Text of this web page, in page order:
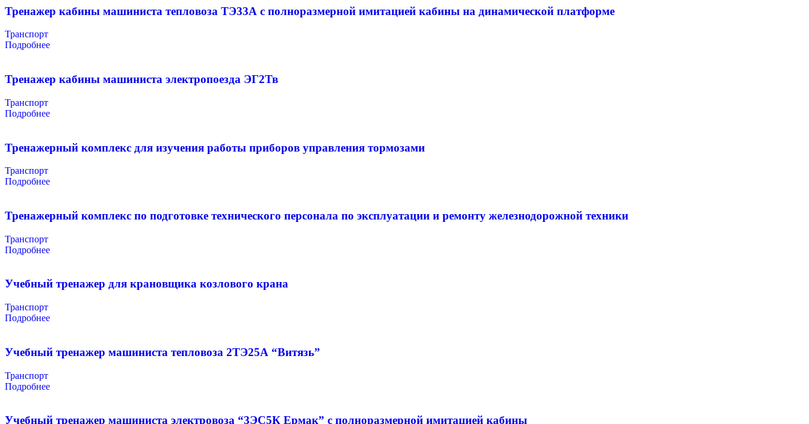
Тренажер кабины машиниста тепловоза ТЭ33А с полноразмерной имитацией кабины на динамической платформе
Транспорт
Подробнее
Тренажер кабины машиниста электропоезда ЭГ2Тв
Транспорт
Подробнее
Тренажерный комплекс для изучения работы приборов управления тормозами
Транспорт
Подробнее
Тренажерный комплекс по подготовке технического персонала по эксплуатации и ремонту железнодорожной техники
Транспорт
Подробнее
Учебный тренажер для крановщика козлового крана
Транспорт
Подробнее
Учебный тренажер машиниста тепловоза 2ТЭ25А “Витязь”
Транспорт
Подробнее
Учебный тренажер машиниста электровоза “3ЭС5К Ермак” с полноразмерной имитацией кабины